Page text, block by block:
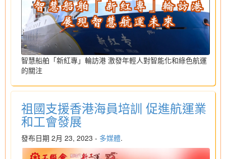
智慧船舶「新紅專」輪訪港 激發年輕人對智能化和綠色航運
的關注
祖國支援香港海員培訓 促進航運業
和工會發展
發布日期 2月 23, 2023 - 多媒體.